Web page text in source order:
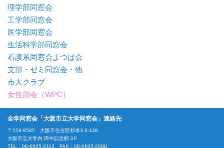
理学部同窓会
工学部同窓会
医学部同窓会
生活科学部同窓会
看護系同窓会よつば会
支部・ゼミ同窓会・他
市大クラブ
女性部会（WPC）
全学同窓会「大阪市立大学同窓会」連絡先
〒558-8585 大阪市住吉区杉本3-3-138
大阪市立大学内 田中記念館３F
TEL：06-6605-2113 FAX：06-6605-2088